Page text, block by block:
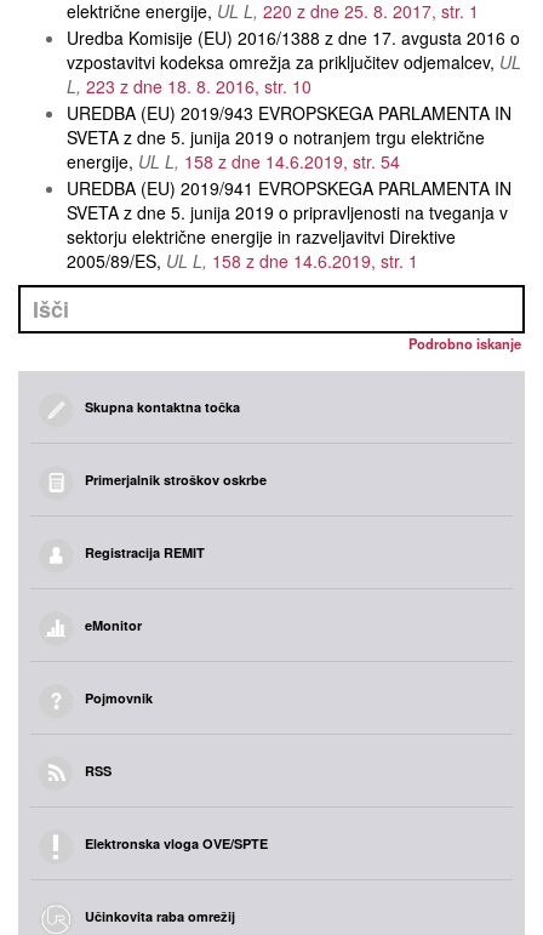
električne energije UL L 220 z dne 25. 8. 2017, str. 1
Uredba Komisije (EU) 2016/1388 z dne 17. avgusta 2016 o
vzpostavitvi kodeksa omrežja za priključitev odjemalcev UL
L 223 z dne 18. 8. 2016, str. 10
UREDBA (EU) 2019/943 EVROPSKEGA PARLAMENTA IN
SVETA z dne 5. junija 2019 o notranjem trgu električne
energije UL L 158 z dne 14.6.2019, str. 54
UREDBA (EU) 2019/941 EVROPSKEGA PARLAMENTA IN
SVETA z dne 5. junija 2019 o pripravljenosti na tveganja v
sektorju električne energije in razveljavitvi Direktive
2005/89/ES UL L 158 z dne 14.6.2019, str. 1
Podrobno iskanje
Skupna kontaktna točka
Primerjalnik stroškov oskrbe
Registracija REMIT
eMonitor
Pojmovnik
RSS
Elektronska vloga OVE/SPTE
Učinkovita raba omrežij